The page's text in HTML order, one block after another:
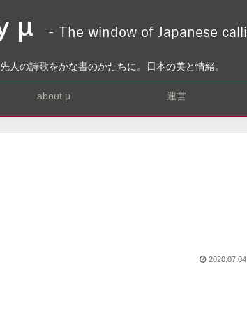
先人の詩歌をかな書のかたちに。日本の美と情緒。
about μ 運営
2020.07.04